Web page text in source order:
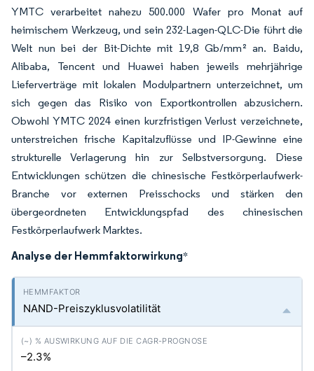
YMTC verarbeitet nahezu 500.000 Wafer pro Monat auf
heimischem Werkzeug, und sein 232-Lagen-QLC-Die führt die
Welt nun bei der Bit-Dichte mit 19,8 Gb/mm² an. Baidu,
Alibaba, Tencent und Huawei haben jeweils mehrjährige
Lieferverträge mit lokalen Modulpartnern unterzeichnet, um
sich gegen das Risiko von Exportkontrollen abzusichern.
Obwohl YMTC 2024 einen kurzfristigen Verlust verzeichnete,
unterstreichen frische Kapitalzuflüsse und IP-Gewinne eine
strukturelle Verlagerung hin zur Selbstversorgung. Diese
Entwicklungen schützen die chinesische Festkörperlaufwerk-
Branche vor externen Preisschocks und stärken den
übergeordneten Entwicklungspfad des chinesischen
Festkörperlaufwerk Marktes.
Analyse der Hemmfaktorwirkung*
NAND-Preiszyklusvolatilität
–2.3%